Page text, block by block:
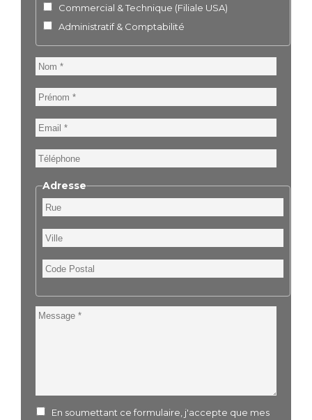
Commercial & Technique (Filiale USA)
Administratif & Comptabilité
Nom
Prénom
Email
Téléphone
Adresse
Rue
Ville
Code
Postal
Message
En soumettant ce formulaire, j'accepte que mes